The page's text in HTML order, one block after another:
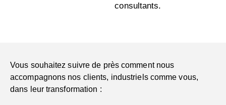
consultants.
Vous souhaitez suivre de près comment nous
accompagnons nos clients, industriels comme vous,
dans leur transformation :